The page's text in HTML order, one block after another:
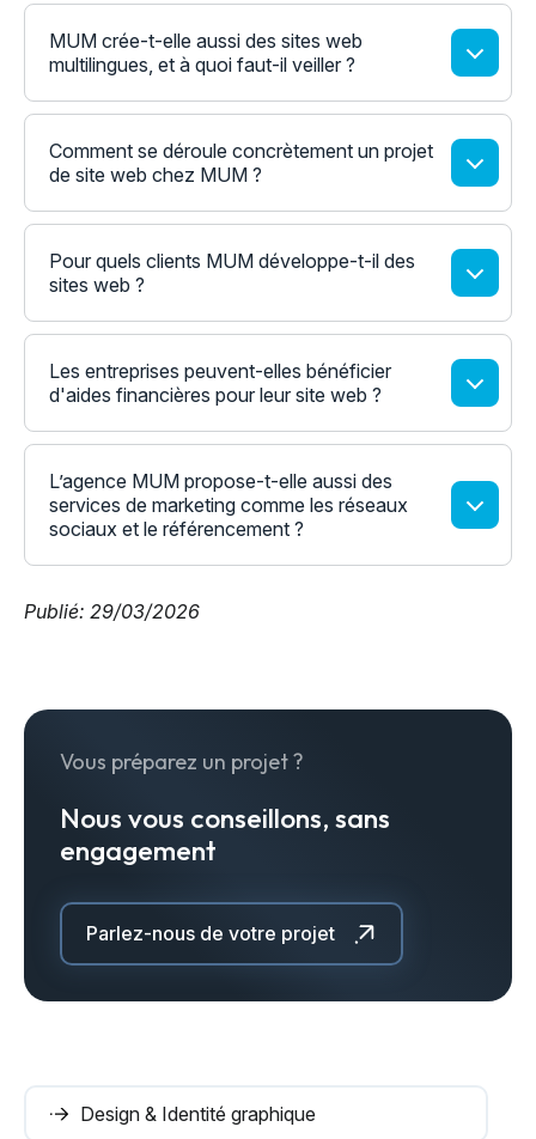
MUM crée-t-elle aussi des sites web
multilingues, et à quoi faut-il veiller ?
Comment se déroule concrètement un projet
de site web chez MUM ?
Pour quels clients MUM développe-t-il des
sites web ?
Les entreprises peuvent-elles bénéficier
d'aides financières pour leur site web ?
L’agence MUM propose-t-elle aussi des
services de marketing comme les réseaux
sociaux et le référencement ?
Publié: 29/03/2026
Vous préparez un projet ?
Nous vous conseillons, sans
engagement
Parlez-nous de votre projet
Design & Identité graphique